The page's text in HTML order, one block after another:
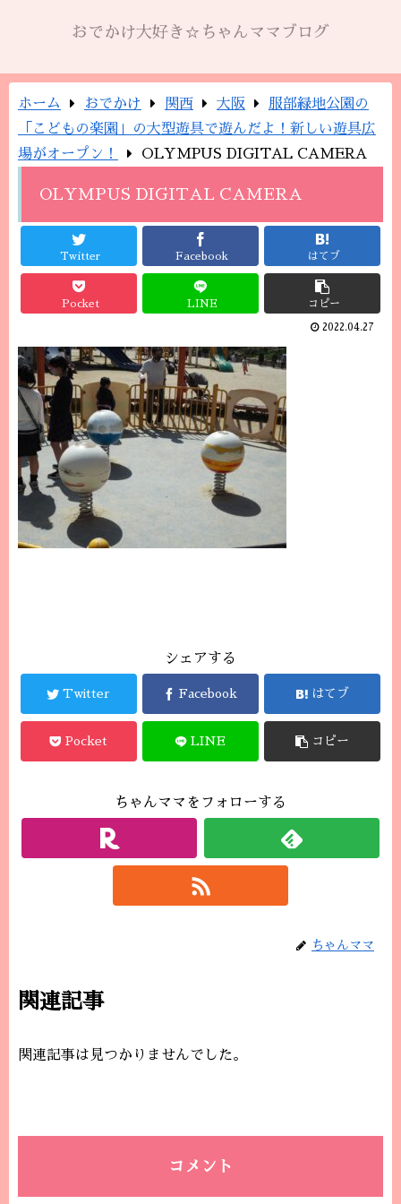
おでかけ大好き☆ちゃんママブログ
ホーム おでかけ 関西 大阪
服部緑地公園の
「こどもの楽園」の大型遊具で遊んだよ！新しい遊具広
場がオープン！
OLYMPUS DIGITAL CAMERA
OLYMPUS DIGITAL CAMERA
Twitter Facebook はてブ
Pocket LINE コピー
2022.04.27
シェアする
Twitter Facebook はてブ
Pocket LINE コピー
ちゃんママをフォローする
ちゃんママ
関連記事
関連記事は見つかりませんでした。
コメント